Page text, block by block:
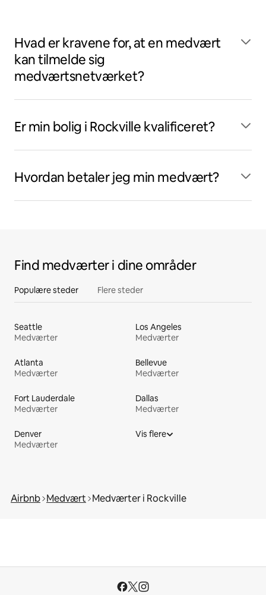
Hvad er kravene for, at en medvært
kan tilmelde sig
medværtsnetværket?
Er min bolig i Rockville kvalificeret?
Hvordan betaler jeg min medvært?
Find medværter i dine områder
Populære steder Flere steder
Seattle
Medværter
Los Angeles
Medværter
Atlanta
Medværter
Bellevue
Medværter
Fort Lauderdale
Medværter
Dallas
Medværter
Denver
Medværter
Vis flere
Airbnb Medvært Medværter i Rockville